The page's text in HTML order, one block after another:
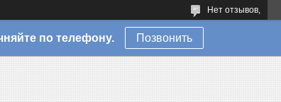
Нет отзывов,
по телефону. Позвонить